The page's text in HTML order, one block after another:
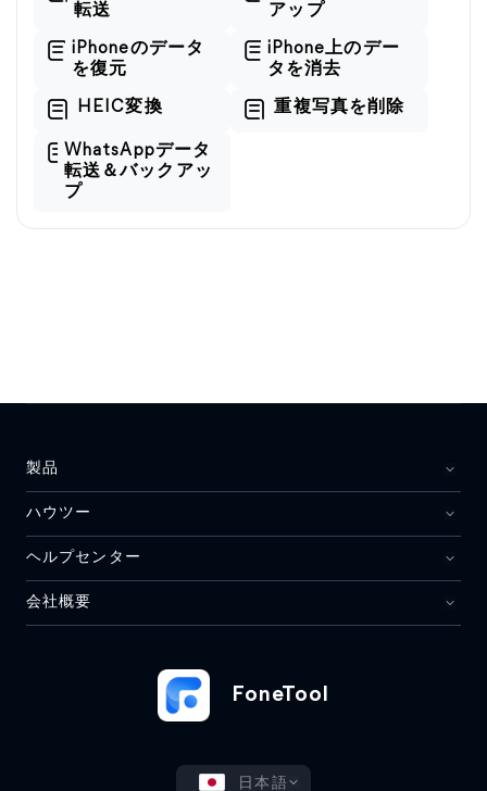
転送
アップ
iPhoneのデータ
を復元
iPhone上のデー
タを消去
HEIC変換 重複写真を削除
WhatsAppデータ
転送＆バックアッ
プ
FoneTool
日本語
製品
ハウツー
ヘルプセンター
会社概要